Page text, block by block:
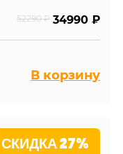
52290 ₽ 34990 ₽
В корзину
СКИДКА 27%